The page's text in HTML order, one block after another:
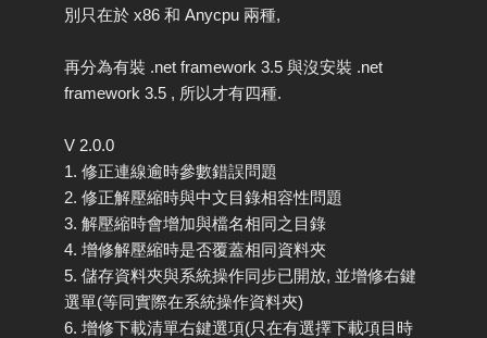
別只在於 x86 和 Anycpu 兩種,
再分為有裝 .net framework 3.5 與沒安裝 .net
framework 3.5 , 所以才有四種.
V 2.0.0
1. 修正連線逾時參數錯誤問題
2. 修正解壓縮時與中文目錄相容性問題
3. 解壓縮時會增加與檔名相同之目錄
4. 增修解壓縮時是否覆蓋相同資料夾
5. 儲存資料夾與系統操作同步已開放, 並增修右鍵
選單(等同實際在系統操作資料夾)
6. 增修下載清單右鍵選項(只在有選擇下載項目時